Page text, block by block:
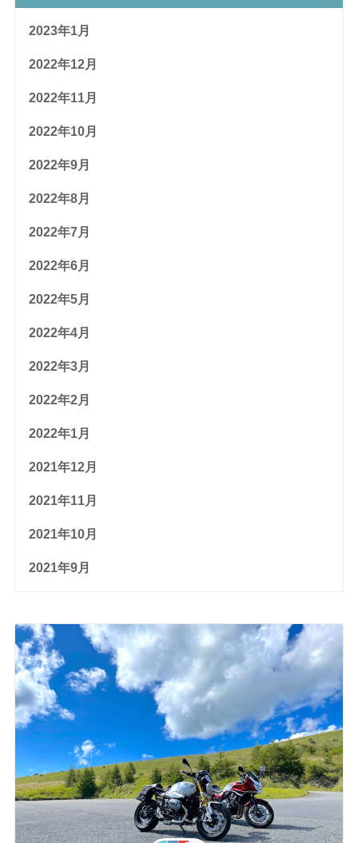
2023年1月
2022年12月
2022年11月
2022年10月
2022年9月
2022年8月
2022年7月
2022年6月
2022年5月
2022年4月
2022年3月
2022年2月
2022年1月
2021年12月
2021年11月
2021年10月
2021年9月